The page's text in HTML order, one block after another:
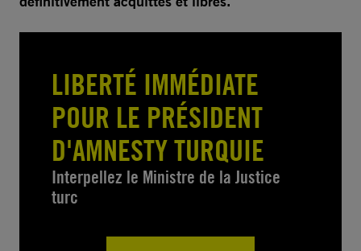
LIBERTÉ IMMÉDIATE
POUR LE PRÉSIDENT
D'AMNESTY TURQUIE
Interpellez le Ministre de la Justice
turc